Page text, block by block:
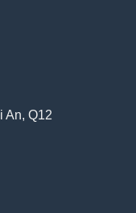
An, Q12